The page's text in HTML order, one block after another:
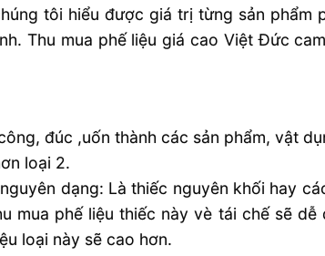
tôi hiểu được giá trị từng sản phẩm
Thu mua phế liệu giá cao Việt Đức
đúc ,uốn thành các sản phẩm, vật
loại 2.
dạng: Là thiếc nguyên khối hay
mua phế liệu thiếc này vè tái chế sẽ
loại này sẽ cao hơn.